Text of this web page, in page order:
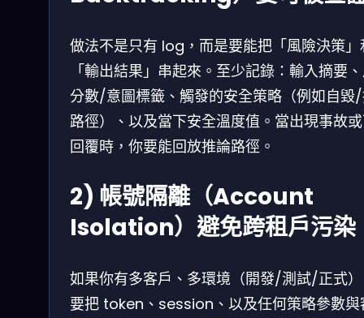
做法不是只有 log，而是要能把「風險決策」
「輸出結果」串起來。至少記錄：輸入摘要
分數/意圖標籤、觸發的安全策略（例如自毀
路徑）、以及當下安全溫度值。當出現事故
回覆時，你要能回放推論路徑。
2) 帳號隔離（Account
Isolation）避免跨租戶污染
如果你有多客戶、多環境（開發/測試/正式
要把 token、session、以及任何策略參數與